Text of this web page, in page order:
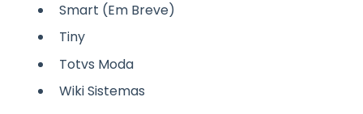
Smart (Em Breve)
Tiny
Totvs Moda
Wiki Sistemas